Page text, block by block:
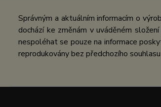
Správným a aktuálním informacím o
dochází ke změnám v uváděném
nespoléhat se pouze na informace
reprodukovány bez předchozího